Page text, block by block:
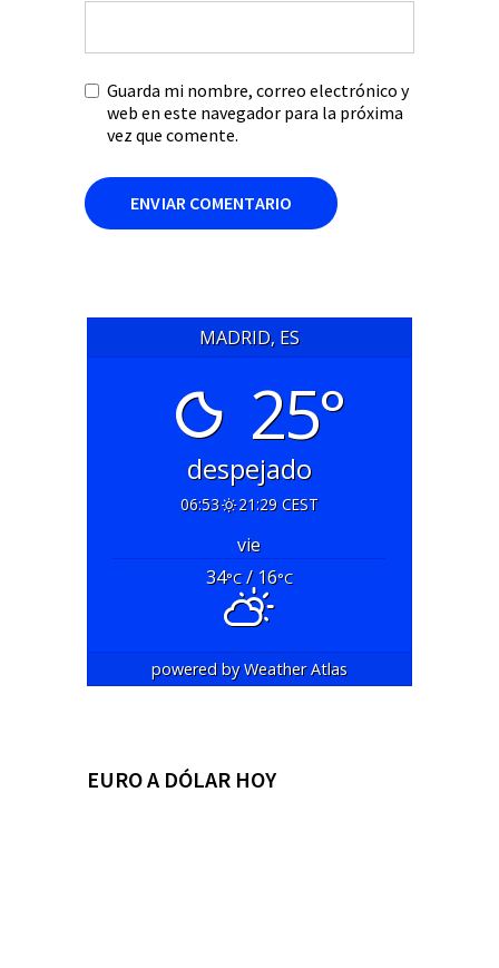
Guarda mi nombre, correo electrónico y
web en este navegador para la próxima
vez que comente.
MADRID, ES
25°
despejado
06:53 21:29 CEST
vie
34°C/ 16°C
powered byWeather Atlas
EURO A DÓLAR HOY